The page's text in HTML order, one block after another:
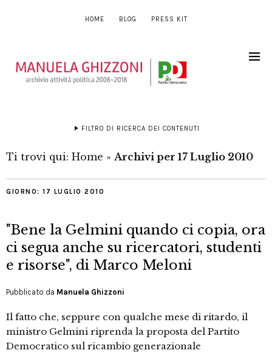
HOME BLOG PRESS KIT
FILTRO DI RICERCA DEI CONTENUTI
Ti trovi qui: Home » Archivi per 17 Luglio 2010
GIORNO: 17 LUGLIO 2010
"Bene la Gelmini quando ci copia, ora
ci segua anche su ricercatori, studenti
e risorse", di Marco Meloni
Pubblicato da Manuela Ghizzoni
Il fatto che, seppure con qualche mese di ritardo, il
ministro Gelmini riprenda la proposta del Partito
Democratico sul ricambio generazionale